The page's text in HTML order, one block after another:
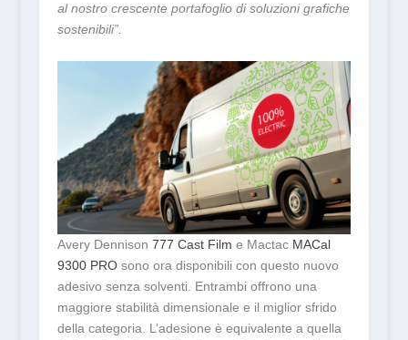
al nostro crescente portafoglio di soluzioni grafiche
sostenibili”.
Avery Dennison 777 Cast Film e Mactac MACal
9300 PROsono ora disponibili con questo nuovo
adesivo senza solventi. Entrambi offrono una
maggiore stabilità dimensionale e il miglior sfrido
della categoria. L’adesione è equivalente a quella